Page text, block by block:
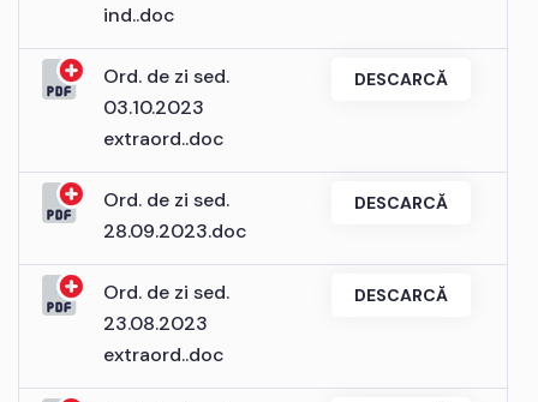
ind..doc
Ord. de zi sed.
03.10.2023
extraord..doc
DESCARCĂ
Ord. de zi sed.
28.09.2023.doc
DESCARCĂ
Ord. de zi sed.
23.08.2023
extraord..doc
DESCARCĂ